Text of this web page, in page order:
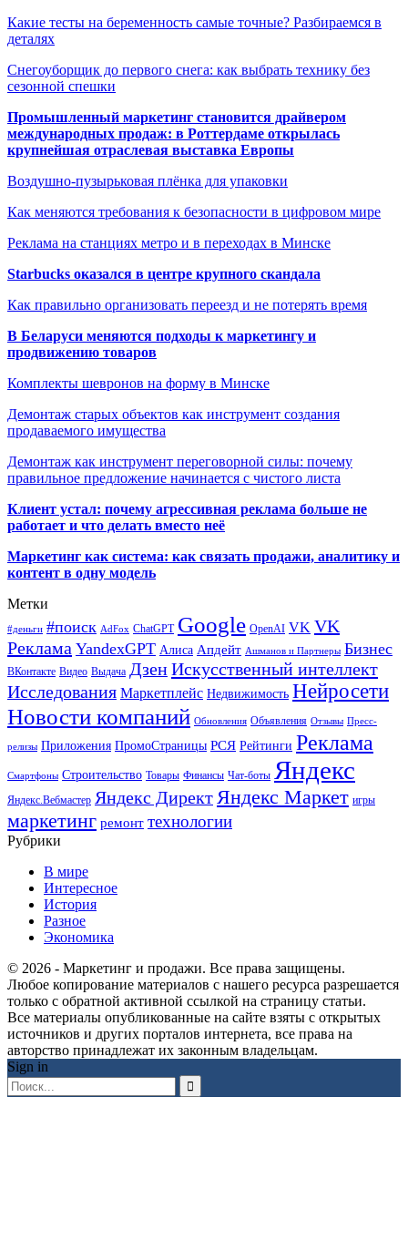
Какие тесты на беременность самые точные? Разбираемся в
деталях
Снегоуборщик до первого снега: как выбрать технику без
сезонной спешки
Промышленный маркетинг становится драйвером
международных продаж: в Роттердаме открылась
крупнейшая отраслевая выставка Европы
Воздушно-пузырьковая плёнка для упаковки
Как меняются требования к безопасности в цифровом мире
Реклама на станциях метро и в переходах в Минске
Starbucks оказался в центре крупного скандала
Как правильно организовать переезд и не потерять время
В Беларуси меняются подходы к маркетингу и
продвижению товаров
Комплекты шевронов на форму в Минске
Демонтаж старых объектов как инструмент создания
продаваемого имущества
Демонтаж как инструмент переговорной силы: почему
правильное предложение начинается с чистого листа
Клиент устал: почему агрессивная реклама больше не
работает и что делать вместо неё
Маркетинг как система: как связать продажи, аналитику и
контент в одну модель
Метки
#деньги #поиск AdFox ChatGPT Google OpenAI VK VK
Реклама YandexGPT Алиса Апдейт Ашманов и Партнеры Бизнес
ВКонтакте Видео Выдача ДзенИскусственный интеллект
Исследования Маркетплейс Недвижимость Нейросети
Новости компаний Обновления Объявления Отзывы Пресс-
релизы Приложения ПромоСтраницы РСЯ Рейтинги Реклама
Смартфоны Строительство Товары Финансы Чат-боты Яндекс
Яндекс.Вебмастер Яндекс Директ Яндекс Маркет игры
маркетинг ремонт технологии
Рубрики
В мире
Интересное
История
Разное
Экономика
© 2026 - Маркетинг и продажи. Все права защищены.
Любое копирование материалов с нашего ресурса разрешается
только с обратной активной ссылкой на страницу статьи.
Все материалы опубликованные на сайте взяты с открытых
источников и других порталов интернета, все права на
авторство принадлежат их законным владельцам.
Sign in